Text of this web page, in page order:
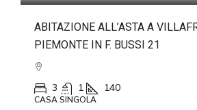
ABITAZIONE ALL’ASTA A
PIEMONTE IN F. BUSSI 21
3 1 140
CASA SINGOLA